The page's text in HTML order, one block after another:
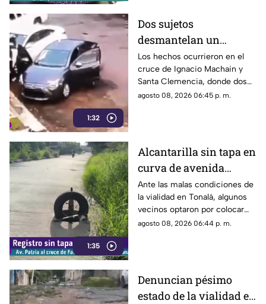
1:32
Dos sujetos
desmantelan un
vehículo a plena luz del
día en Guadalajara
Los hechos ocurrieron en el
cruce de Ignacio Machain y
Santa Clemencia, donde dos
sujetos fueron captados
agosto 08, 2026 06:45 p. m.
1:35
Alcantarilla sin tapa en
curva de avenida
Patria
Ante las malas condiciones de
la vialidad en Tonalá, algunos
vecinos optaron por colocar
una llanta como señalamiento
agosto 08, 2026 06:44 p. m.
Denuncian pésimo
estado de la vialidad en